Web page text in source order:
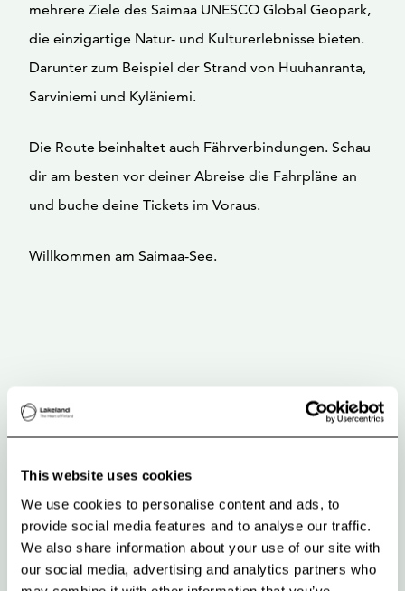
This website uses cookies
We use cookies to personalise content and ads, to
provide social media features and to analyse our traffic.
We also share information about your use of our site with
our social media, advertising and analytics partners who
mehrere Ziele des Saimaa UNESCO Global Geopark,
die einzigartige Natur- und Kulturerlebnisse bieten.
Darunter zum Beispiel der Strand von Huuhanranta,
Sarviniemi und Kyläniemi.
Die Route beinhaltet auch Fährverbindungen. Schau
dir am besten vor deiner Abreise die Fahrpläne an
und buche deine Tickets im Voraus.
Willkommen am Saimaa-See.